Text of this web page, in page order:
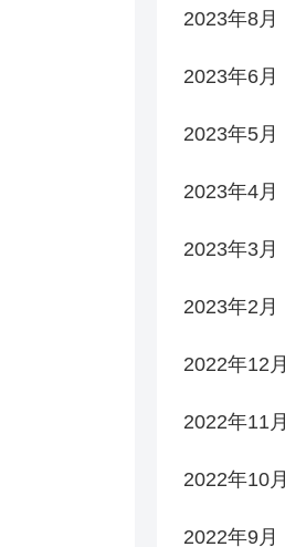
2023年8月
2023年6月
2023年5月
2023年4月
2023年3月
2023年2月
2022年12月
2022年11月
2022年10月
2022年9月